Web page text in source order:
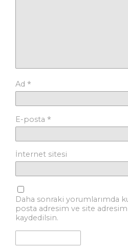
Ad *
E-posta *
İnternet sitesi
Daha sonraki yorumlarımda
posta adresim ve site adresim
kaydedilsin.